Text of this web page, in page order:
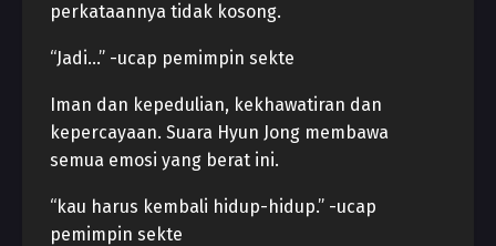
perkataannya tidak kosong.
“Jadi…” -ucap pemimpin sekte
Iman dan kepedulian, kekhawatiran dan
kepercayaan. Suara Hyun Jong membawa
semua emosi yang berat ini.
“kau harus kembali hidup-hidup.” -ucap
pemimpin sekte